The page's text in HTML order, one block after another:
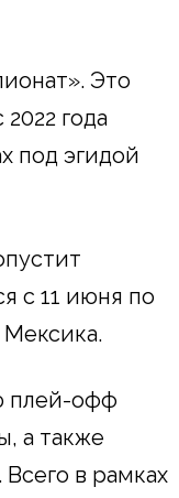
Это
года
под эгидой
с 11 июня по
плей-офф
а также
в рамках